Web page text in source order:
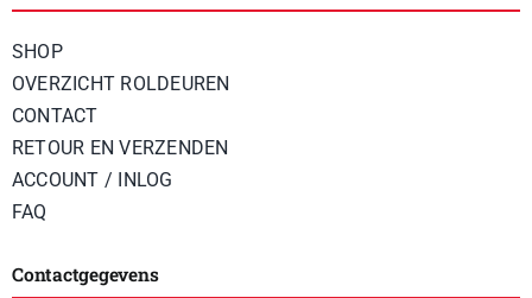
SHOP
OVERZICHT ROLDEUREN
CONTACT
RETOUR EN VERZENDEN
ACCOUNT / INLOG
FAQ
Contactgegevens